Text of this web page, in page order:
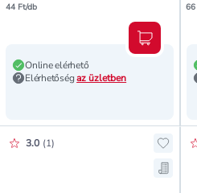
44 Ft/db
Online elérhető
Elérhetőségaz üzletben
Kosárba
Értékelés pontszáma:
3.0 (1)